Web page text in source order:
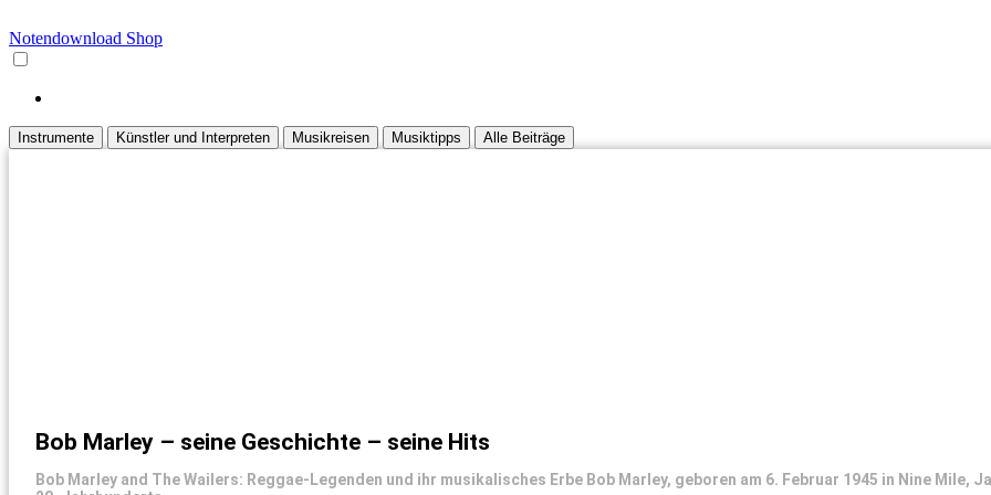
Notendownload Shop
Instrumente Künstler und Interpreten Musikreisen Musiktipps Alle Beiträge
Bob Marley – seine Geschichte – seine Hits
Bob Marley and The Wailers: Reggae-Legenden und ihr musikalisches Erbe Bob Marley, geboren am 6. Februar 1945 in Nine